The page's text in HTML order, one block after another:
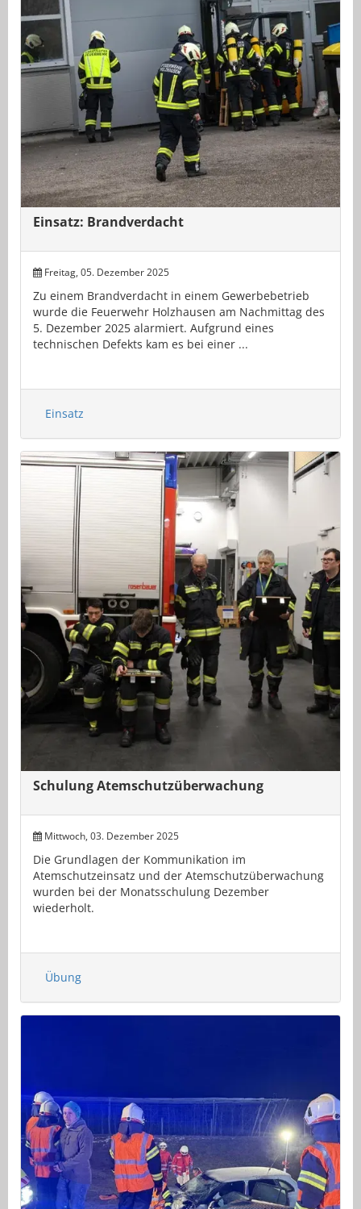
Einsatz: Brandverdacht
Freitag, 05. Dezember 2025
Zu einem Brandverdacht in einem Gewerbebetrieb
wurde die Feuerwehr Holzhausen am Nachmittag des
5. Dezember 2025 alarmiert. Aufgrund eines
technischen Defekts kam es bei einer ...
Einsatz
Schulung Atemschutzüberwachung
Mittwoch, 03. Dezember 2025
Die Grundlagen der Kommunikation im
Atemschutzeinsatz und der Atemschutzüberwachung
wurden bei der Monatsschulung Dezember
wiederholt.
Übung